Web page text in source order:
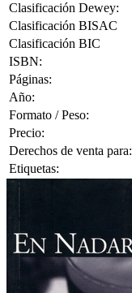
Clasificación Dewey:
Clasificación BISAC
Clasificación BIC
ISBN:
Páginas:
Año:
Formato / Peso:
Precio:
Derechos de venta para:
Etiquetas: